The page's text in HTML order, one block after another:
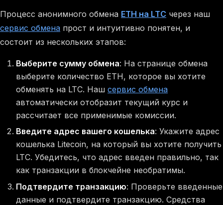
Процесс анонимного обмена ETH на LTC через наш
сервис обмена прост и интуитивно понятен, и
состоит из нескольких этапов:
Выберите сумму обмена: На странице обмена
выберите количество ETH, которое вы хотите
обменять на LTC. Наш сервис обмена
автоматически отобразит текущий курс и
рассчитает все применимые комиссии.
Введите адрес вашего кошелька: Укажите адрес
кошелька Litecoin, на который вы хотите получить
LTC. Убедитесь, что адрес введен правильно, так
как транзакции в блокчейне необратимы.
Подтвердите транзакцию: Проверьте введенные
данные и подтвердите транзакцию. Средства